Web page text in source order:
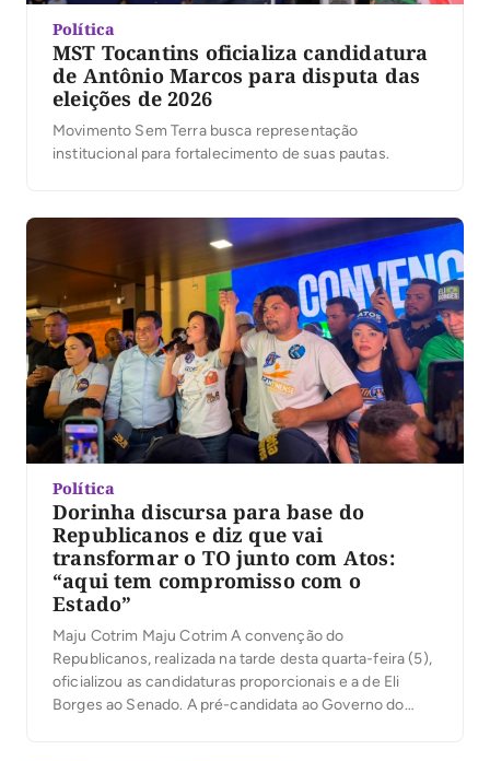
Política
MST Tocantins oficializa candidatura
de Antônio Marcos para disputa das
eleições de 2026
Movimento Sem Terra busca representação
institucional para fortalecimento de suas pautas.
Política
Dorinha discursa para base do
Republicanos e diz que vai
transformar o TO junto com Atos:
“aqui tem compromisso com o
Estado”
Maju Cotrim Maju Cotrim A convenção do
Republicanos, realizada na tarde desta quarta-feira (5),
oficializou as candidaturas proporcionais e a de Eli
Borges ao Senado. A pré-candidata ao Governo do